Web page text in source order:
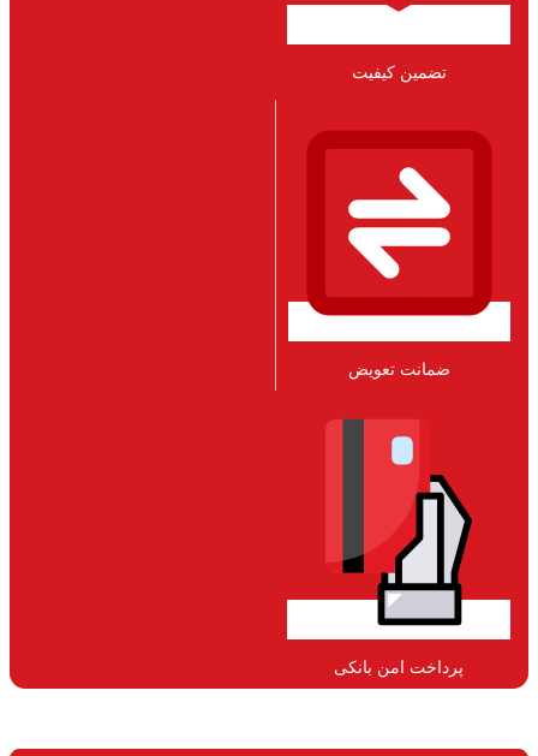
تضمین کیفیت
ضمانت تعویض
پرداخت امن بانکی​